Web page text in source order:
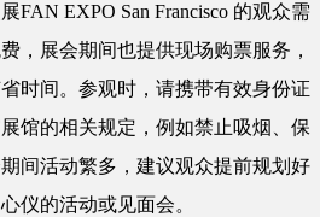
FAN EXPO San Francisco 的观众需
，展会期间也提供现场购票服务，
时间。参观时，请携带有效身份证
馆的相关规定，例如禁止吸烟、保
间活动繁多，建议观众提前规划好
仪的活动或见面会。